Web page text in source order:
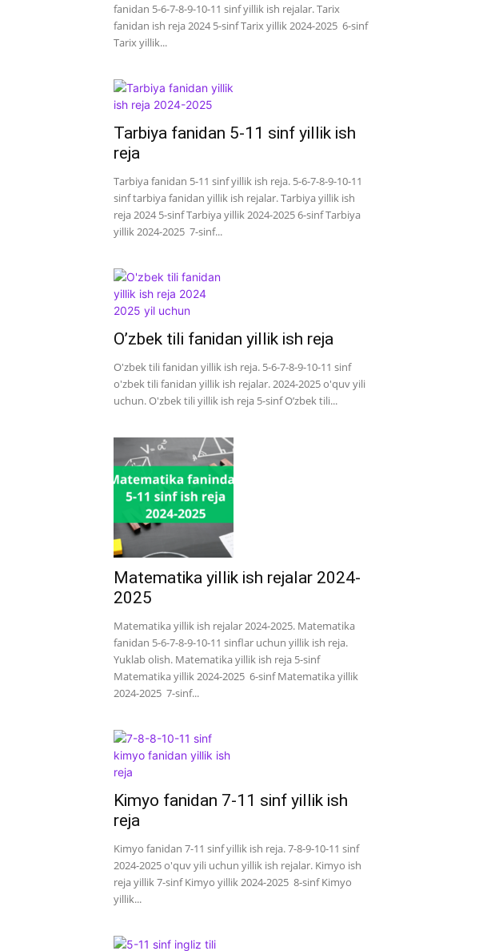
fanidan 5-6-7-8-9-10-11 sinf yillik ish rejalar. Tarix
fanidan ish reja 2024 5-sinf Tarix yillik 2024-2025 6-sinf
Tarix yillik...
Tarbiya fanidan 5-11 sinf yillik ish
reja
Tarbiya fanidan 5-11 sinf yillik ish reja. 5-6-7-8-9-10-11
sinf tarbiya fanidan yillik ish rejalar. Tarbiya yillik ish
reja 2024 5-sinf Tarbiya yillik 2024-2025 6-sinf Tarbiya
yillik 2024-2025 7-sinf...
O’zbek tili fanidan yillik ish reja
O'zbek tili fanidan yillik ish reja. 5-6-7-8-9-10-11 sinf
o'zbek tili fanidan yillik ish rejalar. 2024-2025 o'quv yili
uchun. O'zbek tili yillik ish reja 5-sinf O’zbek tili...
Matematika yillik ish rejalar 2024-
2025
Matematika yillik ish rejalar 2024-2025. Matematika
fanidan 5-6-7-8-9-10-11 sinflar uchun yillik ish reja.
Yuklab olish. Matematika yillik ish reja 5-sinf
Matematika yillik 2024-2025 6-sinf Matematika yillik
2024-2025 7-sinf...
Kimyo fanidan 7-11 sinf yillik ish
reja
Kimyo fanidan 7-11 sinf yillik ish reja. 7-8-9-10-11 sinf
2024-2025 o'quv yili uchun yillik ish rejalar. Kimyo ish
reja yillik 7-sinf Kimyo yillik 2024-2025 8-sinf Kimyo
yillik...